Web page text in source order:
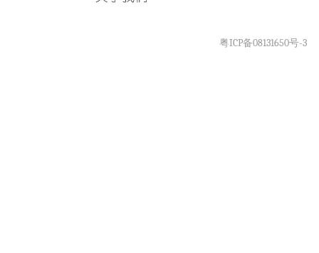
粤ICP备08131650号-3